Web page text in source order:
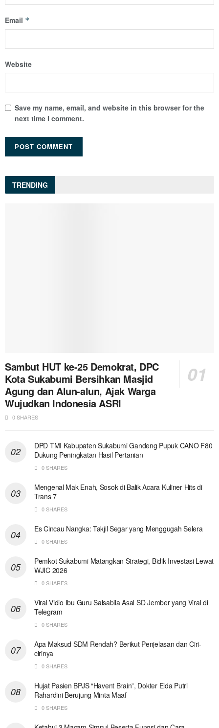
Email *
Website
Save my name, email, and website in this browser for the
next time I comment.
TRENDING
Sambut HUT ke-25 Demokrat, DPC
Kota Sukabumi Bersihkan Masjid
Agung dan Alun-alun, Ajak Warga
Wujudkan Indonesia ASRI
0 SHARES
DPD TMI Kabupaten Sukabumi Gandeng Pupuk CANO F80
Dukung Peningkatan Hasil Pertanian
0 SHARES
Mengenal Mak Enah, Sosok di Balik Acara Kuliner Hits di
Trans 7
0 SHARES
Es Cincau Nangka: Takjil Segar yang Menggugah Selera
0 SHARES
Pemkot Sukabumi Matangkan Strategi, Bidik Investasi Lewat
WJIC 2026
0 SHARES
Viral Vidio Ibu Guru Salsabila Asal SD Jember yang Viral di
Telegram
0 SHARES
Apa Maksud SDM Rendah? Berikut Penjelasan dan Ciri-
cirinya
0 SHARES
Hujat Pasien BPJS “Havent Brain”, Dokter Elda Putri
Rahardini Berujung Minta Maaf
0 SHARES